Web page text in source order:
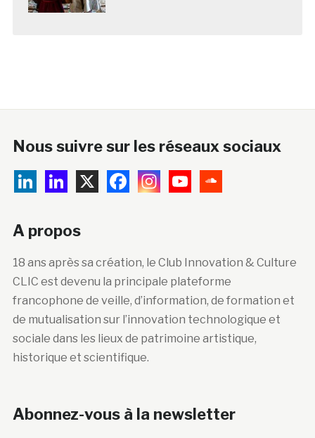
Nous suivre sur les réseaux sociaux
A propos
18 ans après sa création, le Club Innovation & Culture
CLIC est devenu la principale plateforme
francophone de veille, d’information, de formation et
de mutualisation sur l’innovation technologique et
sociale dans les lieux de patrimoine artistique,
historique et scientifique.
Abonnez-vous à la newsletter